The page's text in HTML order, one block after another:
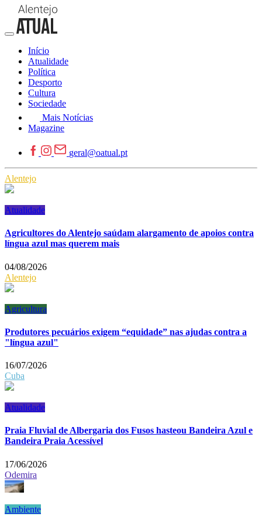
Início
Atualidade
Política
Desporto
Cultura
Sociedade
Mais Notícias
Magazine
geral@oatual.pt
Alentejo
Atualidade
Agricultores do Alentejo saúdam alargamento de apoios contra
língua azul mas querem mais
04/08/2026
Alentejo
Agricultura
Produtores pecuários exigem “equidade” nas ajudas contra a
"língua azul"
16/07/2026
Cuba
Atualidade
Praia Fluvial de Albergaria dos Fusos hasteou Bandeira Azul e
Bandeira Praia Acessível
17/06/2026
Odemira
Ambiente